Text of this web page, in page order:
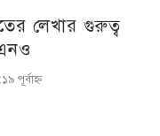
লেখার গুরুত্ব
পূর্বাহ্ণ